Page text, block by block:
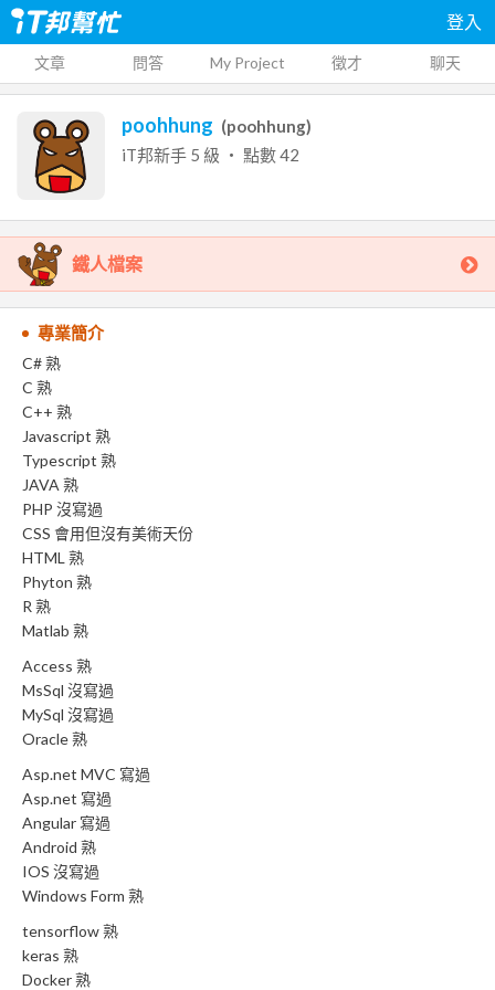
登入
文章 問答 My Project 徵才 聊天
poohhung (poohhung)
iT邦新手 5 級 ‧ 點數42
鐵人檔案
專業簡介
C# 熟
C 熟
C++ 熟
Javascript 熟
Typescript 熟
JAVA 熟
PHP 沒寫過
CSS 會用但沒有美術天份
HTML 熟
Phyton 熟
R 熟
Matlab 熟
Access 熟
MsSql 沒寫過
MySql 沒寫過
Oracle 熟
Asp.net MVC 寫過
Asp.net 寫過
Angular 寫過
Android 熟
IOS 沒寫過
Windows Form 熟
tensorflow 熟
keras 熟
Docker 熟